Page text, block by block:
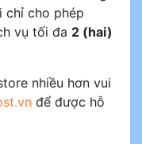
chỉ cho phép
vụ tối đa 2 (hai)
nhiều hơn vui
để được hỗ